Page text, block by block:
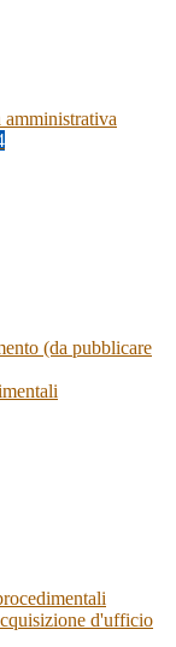
(da pubblicare
d'ufficio